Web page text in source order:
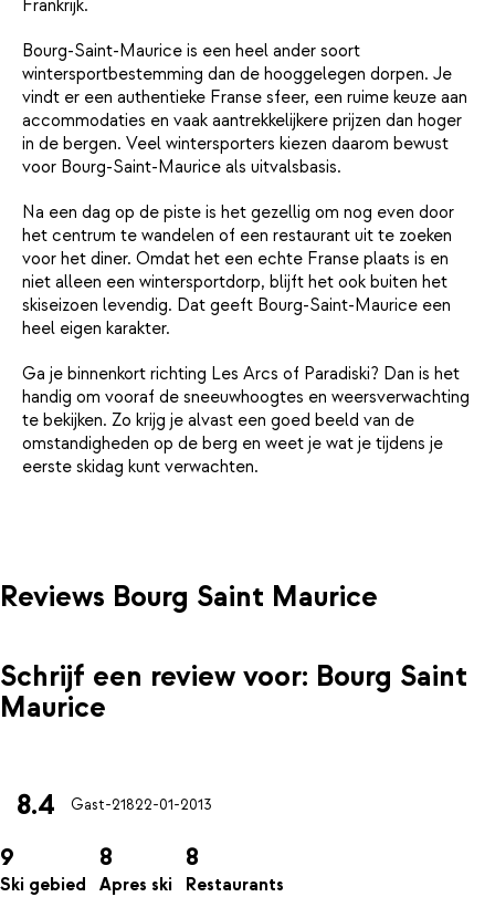
Frankrijk.
Bourg-Saint-Maurice is een heel ander soort
wintersportbestemming dan de hooggelegen dorpen. Je
vindt er een authentieke Franse sfeer, een ruime keuze aan
accommodaties en vaak aantrekkelijkere prijzen dan hoger
in de bergen. Veel wintersporters kiezen daarom bewust
voor Bourg-Saint-Maurice als uitvalsbasis.
Na een dag op de piste is het gezellig om nog even door
het centrum te wandelen of een restaurant uit te zoeken
voor het diner. Omdat het een echte Franse plaats is en
niet alleen een wintersportdorp, blijft het ook buiten het
skiseizoen levendig. Dat geeft Bourg-Saint-Maurice een
heel eigen karakter.
Ga je binnenkort richting Les Arcs of Paradiski? Dan is het
handig om vooraf de sneeuwhoogtes en weersverwachting
te bekijken. Zo krijg je alvast een goed beeld van de
omstandigheden op de berg en weet je wat je tijdens je
eerste skidag kunt verwachten.
Reviews Bourg Saint Maurice
Schrijf een review voor: Bourg Saint
Maurice
8.4 Gast-21822-01-2013
9
Ski gebied
8
Apres ski
8
Restaurants